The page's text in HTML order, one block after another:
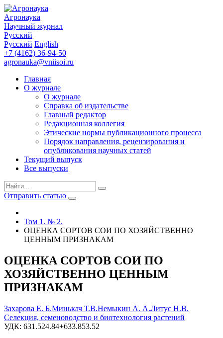
Агронаука
Научный журнал
Русский
Русский English
+7 (4162) 36-94-50
agronauka@vniisoi.ru
Главная
О журнале
О журнале
Справка об издательстве
Главный редактор
Редакционная коллегия
Этические нормы публикационного процесса
Порядок направления, рецензирования и
опубликования научных статей
Текущий выпуск
Все выпуски
Отправить статью
Том 1. № 2.
ОЦЕНКА СОРТОВ СОИ ПО ХОЗЯЙСТВЕННО
ЦЕННЫМ ПРИЗНАКАМ
ОЦЕНКА СОРТОВ СОИ ПО
ХОЗЯЙСТВЕННО ЦЕННЫМ
ПРИЗНАКАМ
Захарова Е. Б.Минькач Т.В.Немыкин А. А.Литус Н.В.
Селекция, семеноводство и биотехнология растений
УДК: 631.524.84+633.853.52